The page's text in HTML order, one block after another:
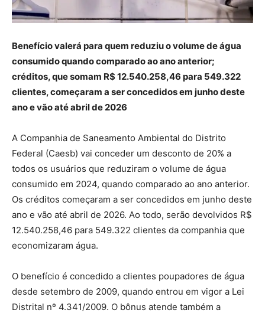
Benefício valerá para quem reduziu o volume de água
consumido quando comparado ao ano anterior;
créditos, que somam R$ 12.540.258,46 para 549.322
clientes, começaram a ser concedidos em junho deste
ano e vão até abril de 2026
A Companhia de Saneamento Ambiental do Distrito
Federal (Caesb) vai conceder um desconto de 20% a
todos os usuários que reduziram o volume de água
consumido em 2024, quando comparado ao ano anterior.
Os créditos começaram a ser concedidos em junho deste
ano e vão até abril de 2026. Ao todo, serão devolvidos R$
12.540.258,46 para 549.322 clientes da companhia que
economizaram água.
O benefício é concedido a clientes poupadores de água
desde setembro de 2009, quando entrou em vigor a Lei
Distrital nº 4.341/2009. O bônus atende também a